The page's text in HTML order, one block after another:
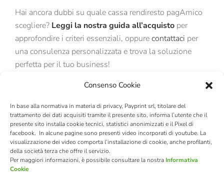
Consenso Cookie
In base alla normativa in materia di privacy, Payprint srl, titolare del
trattamento dei dati acquisiti tramite il presente sito, informa l’utente che il
presente sito installa cookie tecnici, statistici anonimizzati e il Pixel di
facebook. In alcune pagine sono presenti video incorporati di youtube. La
visualizzazione dei video comporta l’installazione di cookie, anche profilanti,
della società terza che offre il servizio.
Per maggiori informazioni, è possibile consultare la nostra Informativa
Cookie
Hai ancora dubbi su quale cassa rendiresto pagAmico
scegliere? Leggi la nostra guida all’acquisto per
approfondire i criteri essenziali, oppurecontattaci per
una consulenza personalizzata e trova la soluzione
perfetta per il tuo business!
Scarica il datasheet della nostra gamma di casse